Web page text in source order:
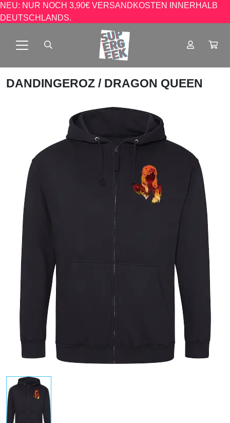
NEU: NUR NOCH 3,90€ VERSANDKOSTEN INNERHALB
DEUTSCHLANDS.
DANDINGEROZ / DRAGON QUEEN